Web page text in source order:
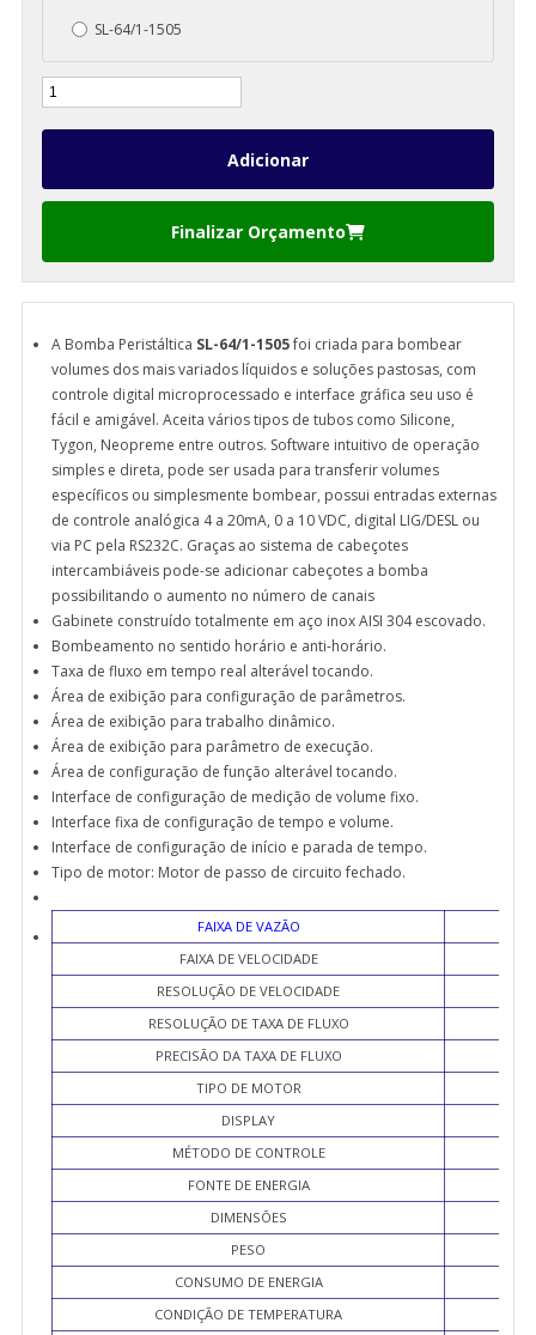
SL-64/1-1505
Finalizar Orçamento
A Bomba Peristáltica SL-64/1-1505foi criada para bombear
volumes dos mais variados líquidos e soluções pastosas, com
controle digital microprocessado e interface gráfica seu uso é
fácil e amigável. Aceita vários tipos de tubos como Silicone,
Tygon, Neopreme entre outros. Software intuitivo de operação
simples e direta, pode ser usada para transferir volumes
específicos ou simplesmente bombear, possui entradas externas
de controle analógica 4 a 20mA, 0 a 10 VDC, digital LIG/DESL ou
via PC pela RS232C. Graças ao sistema de cabeçotes
intercambiáveis pode-se adicionar cabeçotes a bomba
possibilitando o aumento no número de canais
Gabinete construído totalmente em aço inox AISI 304 escovado.
Bombeamento no sentido horário e anti-horário.
Taxa de fluxo em tempo real alterável tocando.
Área de exibição para configuração de parâmetros.
Área de exibição para trabalho dinâmico.
Área de exibição para parâmetro de execução.
Área de configuração de função alterável tocando.
Interface de configuração de medição de volume fixo.
Interface fixa de configuração de tempo e volume.
Interface de configuração de início e parada de tempo.
Tipo de motor: Motor de passo de circuito fechado.
FAIXA DE VAZÃO
FAIXA DE VELOCIDADE
RESOLUÇÃO DE VELOCIDADE
RESOLUÇÃO DE TAXA DE FLUXO
PRECISÃO DA TAXA DE FLUXO
TIPO DE MOTOR
DISPLAY
MÉTODO DE CONTROLE
FONTE DE ENERGIA
DIMENSÕES
PESO
CONSUMO DE ENERGIA
CONDIÇÃO DE TEMPERATURA